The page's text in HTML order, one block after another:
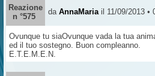
Reazione
n °575
da AnnaMaria il 11/09/2013 •
Ovunque tu siaOvunque vada la tua
ed il tuo sostegno. Buon compleanno.
E.T.E.M.E.N.